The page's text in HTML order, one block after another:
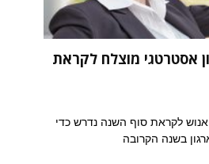
אסטרטגי מוצלח לקראת
לקראת סוף השנה נדרש כדי
בשנה הקרובה